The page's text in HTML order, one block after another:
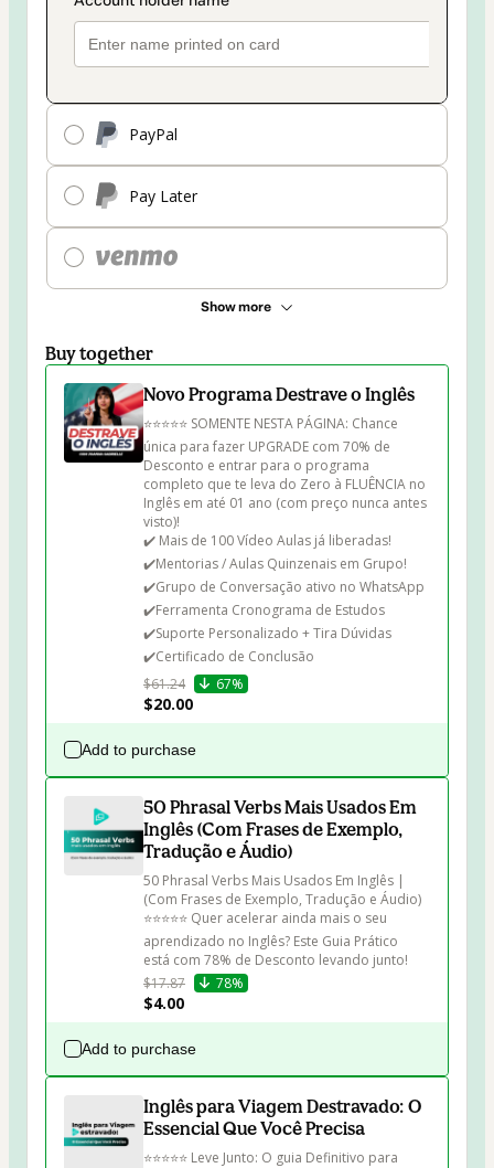
PayPal
Pay Later
Show more
Buy together
Novo Programa Destrave o Inglês
⭐⭐⭐⭐⭐ SOMENTE NESTA PÁGINA: Chance
única para fazer UPGRADE com 70% de
Desconto e entrar para o programa
completo que te leva do Zero à FLUÊNCIA no
Inglês em até 01 ano (com preço nunca antes
visto)!
✔️ Mais de 100 Vídeo Aulas já liberadas!
✔️⁠Mentorias / Aulas Quinzenais em Grupo!
✔️⁠Grupo de Conversação ativo no WhatsApp
✔️Ferramenta Cronograma de Estudos
✔️Suporte Personalizado + Tira Dúvidas
✔️Certificado de Conclusão
$61.24
67%
$20.00
Add to purchase
50 Phrasal Verbs Mais Usados Em
Inglês (Com Frases de Exemplo,
Tradução e Áudio)
50 Phrasal Verbs Mais Usados Em Inglês |
(Com Frases de Exemplo, Tradução e Áudio)
⭐⭐⭐⭐⭐ Quer acelerar ainda mais o seu
aprendizado no Inglês? Este Guia Prático
está com 78% de Desconto levando junto!
$17.87
78%
$4.00
Add to purchase
Inglês para Viagem Destravado: O
Essencial Que Você Precisa
⭐⭐⭐⭐⭐ Leve Junto: O guia Definitivo para